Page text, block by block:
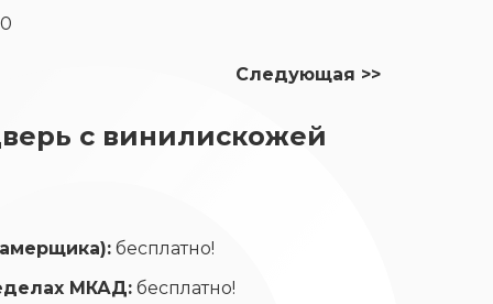
Следующая >>
с винилискожей
бесплатно!
МКАД: бесплатно!